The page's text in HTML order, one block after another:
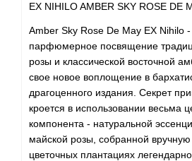
EX NIHILO AMBER SKY ROSE DE
Amber Sky Rose De May EX Nihilo
парфюмерное посвящение
розы и классической восточной
свое новое воплощение в
драгоценного издания. Секрет
кроется в использовании весьма
компонента - натуральной
майской розы, собранной
цветочных плантациях